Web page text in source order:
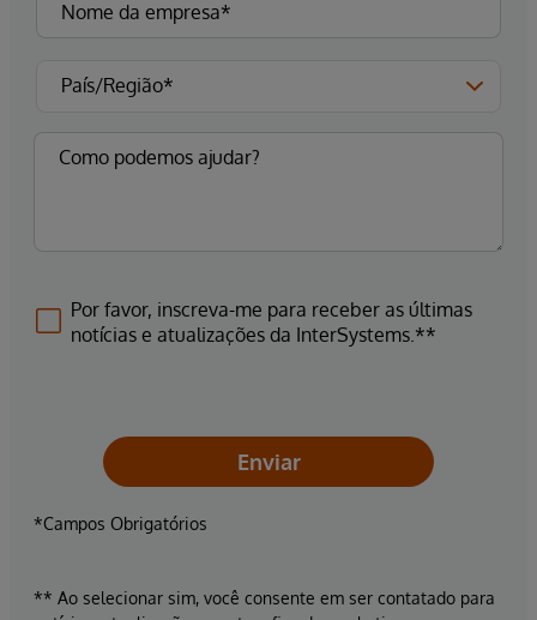
Por favor, inscreva-me para receber as últimas
notícias e atualizações da InterSystems.**
Enviar
*Campos Obrigatórios
** Ao selecionar sim, você consente em ser contatado para